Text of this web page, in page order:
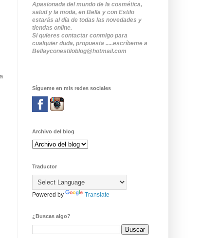
Apasionada del mundo de la cosmética,
salud y la moda, en Bella y con Estilo
estarás al día de todas las novedades y
tiendas online.
Si quieres contactar conmigo para
cualquier duda, propuesta .....escríbeme a
Bellayconestiloblog@hotmail.com
Sígueme en mis redes sociales
Archivo del blog
Traductor
Powered by Translate
¿Buscas algo?